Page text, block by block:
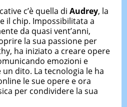
c’è quella di Audrey, la
il chip. Impossibilitata a
da quasi vent’anni,
la sua passione per
ha iniziato a creare opere
emozioni e
dito. La tecnologia le ha
le sue opere e ora
per condividere la sua